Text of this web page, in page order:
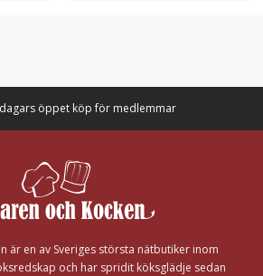
öppet köp för medlemmar
är en av Sveriges största nätbutiker inom
och har spridit köksglädje sedan